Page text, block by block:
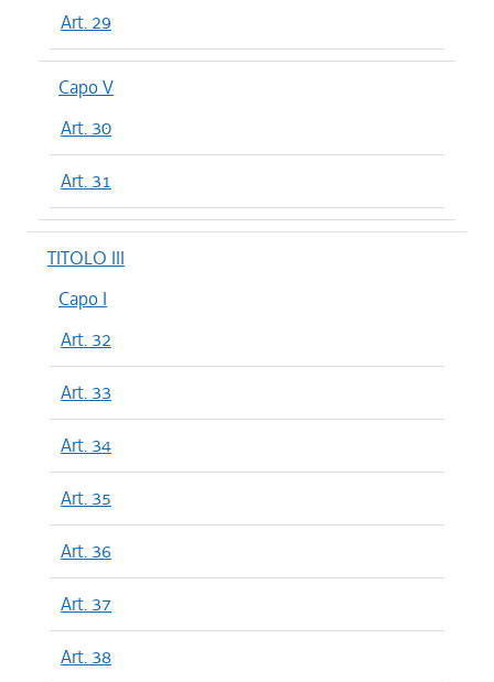
Art. 29
Capo V
Art. 30
Art. 31
TITOLO III
Capo I
Art. 32
Art. 33
Art. 34
Art. 35
Art. 36
Art. 37
Art. 38